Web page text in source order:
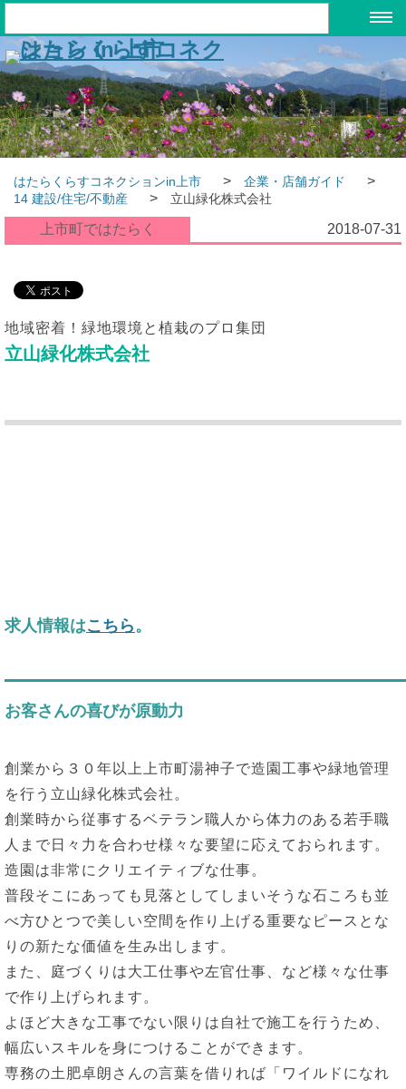
はたらくらすコネクションin上市 > 企業・店舗ガイド >
14 建設/住宅/不動産 > 立山緑化株式会社
上市町ではたらく 2018-07-31
地域密着！緑地環境と植栽のプロ集団
立山緑化株式会社
求人情報はこちら。
お客さんの喜びが原動力
創業から３０年以上上市町湯神子で造園工事や緑地管理
を行う立山緑化株式会社。
創業時から従事するベテラン職人から体力のある若手職
人まで日々力を合わせ様々な要望に応えておられます。
造園は非常にクリエイティブな仕事。
普段そこにあっても見落としてしまいそうな石ころも並
べ方ひとつで美しい空間を作り上げる重要なピースとな
りの新たな価値を生み出します。
また、庭づくりは大工仕事や左官仕事、など様々な仕事
で作り上げられます。
よほど大きな工事でない限りは自社で施工を行うため、
幅広いスキルを身につけることができます。
専務の土肥卓朗さんの言葉を借りれば「ワイルドになれ